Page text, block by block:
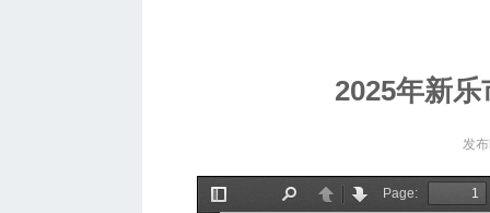
2025年新
发